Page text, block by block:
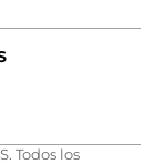
Todos los